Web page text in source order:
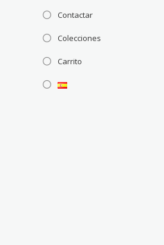
Contactar
Colecciones
Carrito